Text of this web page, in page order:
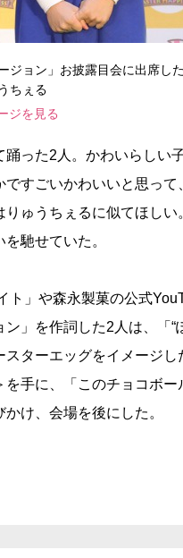
ジョン」お披露目会に出席し
ちぇる
ジを見る
った2人。かわいらしい
すごいかわいいと思って
ゅうちぇるに似てほしい
馳せていた。
」や森永製菓の公式
」を作詞した2人は、「“
ターエッグをイメージし
手に、「このチョコボー
け、会場を後にした。